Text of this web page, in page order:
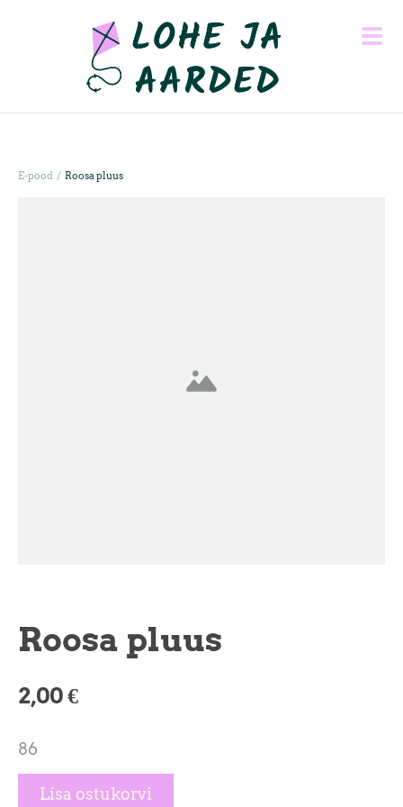
E-pood / Roosa pluus
Roosa pluus
2,00 €
86
Lisa ostukorvi